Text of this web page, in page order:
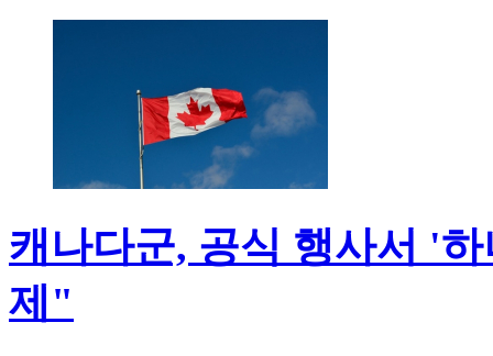
캐나다군, 공식 행사서 '
제"